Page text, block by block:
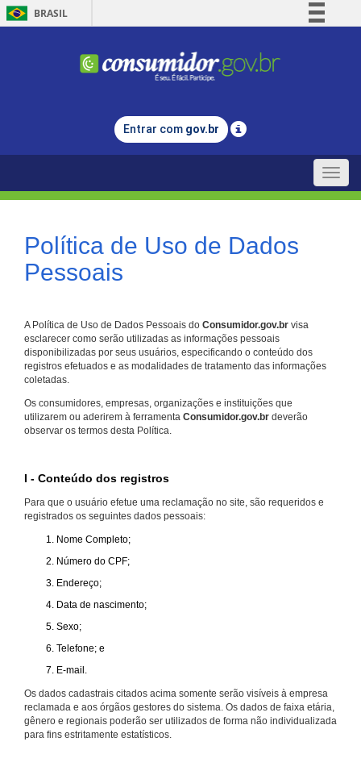
BRASIL
Comunica BR
Legislação
Entrar com gov.br
Toggle
Política de Uso de Dados
Pessoais
A Política de Uso de Dados Pessoais do Consumidor.gov.br visa
esclarecer como serão utilizadas as informações pessoais
disponibilizadas por seus usuários, especificando o conteúdo dos
registros efetuados e as modalidades de tratamento das informações
coletadas.
Os consumidores, empresas, organizações e instituições que
utilizarem ou aderirem à ferramenta Consumidor.gov.br deverão
observar os termos desta Política.
I - Conteúdo dos registros
Para que o usuário efetue uma reclamação no site, são requeridos e
registrados os seguintes dados pessoais:
Nome Completo;
Número do CPF;
Endereço;
Data de nascimento;
Sexo;
Telefone; e
E-mail.
Os dados cadastrais citados acima somente serão visíveis à empresa
reclamada e aos órgãos gestores do sistema. Os dados de faixa etária,
gênero e regionais poderão ser utilizados de forma não individualizada
para fins estritamente estatísticos.